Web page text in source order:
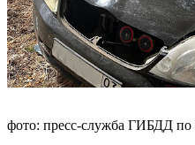
фото: пресс-служба ГИБДД по